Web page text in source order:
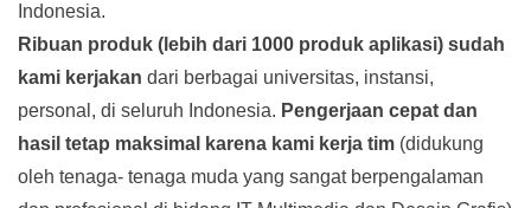
Indonesia.
Ribuan produk (lebih dari 1000 produk aplikasi) sudah
kami kerjakan dari berbagai universitas, instansi,
personal, di seluruh Indonesia. Pengerjaan cepat dan
hasil tetap maksimal karena kami kerja tim (didukung
oleh tenaga- tenaga muda yang sangat berpengalaman